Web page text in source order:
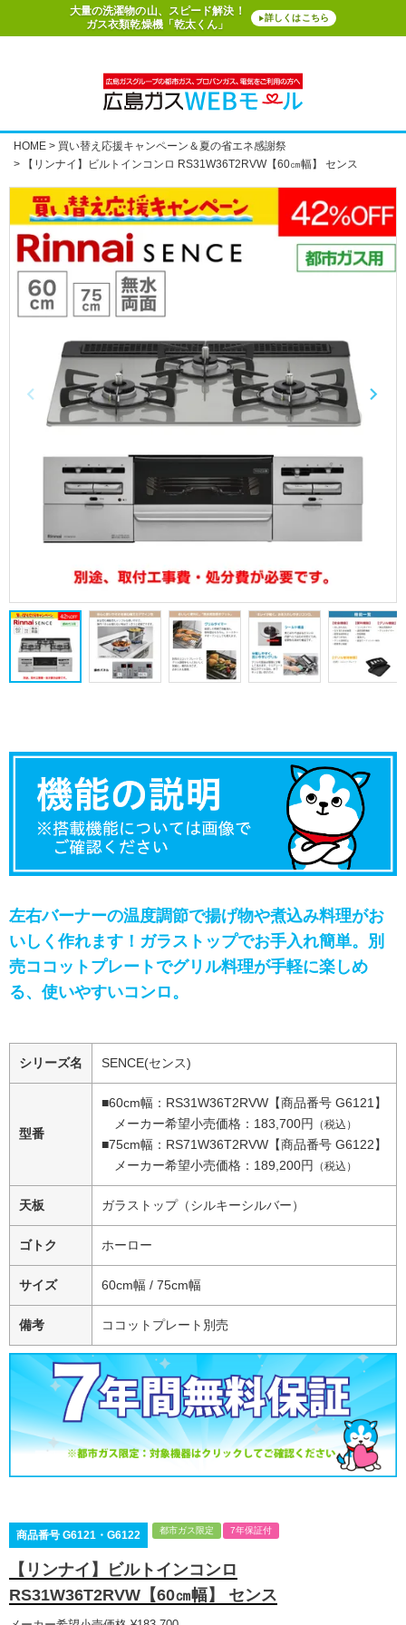
大量の洗濯物の山、スピード解決！
ガス衣類乾燥機「乾太くん」
▶詳しくはこちら
HOME
買い替え応援キャンペーン＆夏の省エネ感謝祭
【リンナイ】ビルトインコンロ RS31W36T2RVW【60㎝幅】 センス
左右バーナーの温度調節で揚げ物や煮込み料理がお
いしく作れます！ガラストップでお手入れ簡単。別
売ココットプレートでグリル料理が手軽に楽しめ
る、使いやすいコンロ。
シリーズ名 SENCE(センス)
型番
■60cm幅：RS31W36T2RVW【商品番号 G6121】
メーカー希望小売価格：183,700円
（税込）
■75cm幅：RS71W36T2RVW【商品番号 G6122】
メーカー希望小売価格：189,200円
（税込）
天板 ガラストップ（シルキーシルバー）
ゴトク ホーロー
サイズ 60cm幅 / 75cm幅
備考 ココットプレート別売
商品番号 G6121・G6122 都市ガス限定 7年保証付
【リンナイ】ビルトインコンロ
RS31W36T2RVW【60㎝幅】 センス